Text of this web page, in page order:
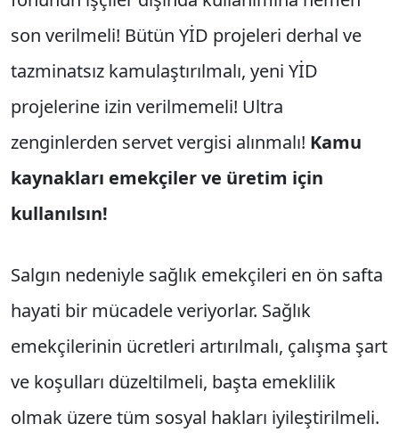
son verilmeli! Bütün YİD projeleri derhal ve
tazminatsız kamulaştırılmalı, yeni YİD
projelerine izin verilmemeli! Ultra
zenginlerden servet vergisi alınmalı! Kamu
kaynakları emekçiler ve üretim için
kullanılsın!
Salgın nedeniyle sağlık emekçileri en ön safta
hayati bir mücadele veriyorlar. Sağlık
emekçilerinin ücretleri artırılmalı, çalışma şart
ve koşulları düzeltilmeli, başta emeklilik
olmak üzere tüm sosyal hakları iyileştirilmeli.